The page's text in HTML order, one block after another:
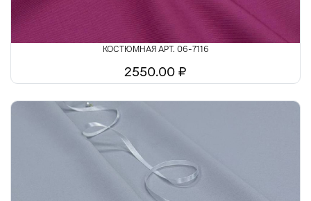
КОСТЮМНАЯ АРТ. 06-7116
2550.00 ₽